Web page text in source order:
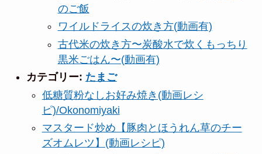
のご飯
ワイルドライスの炊き方(動画有)
古代米の炊き方〜炭酸水で炊くもっちり
黒米ごはん〜(動画有)
カテゴリー: たまご
低糖質粉なしお好み焼き(動画レシ
ピ)/Okonomiyaki
マスタード炒め【豚肉とほうれん草のチー
ズオムレツ】(動画レシピ)